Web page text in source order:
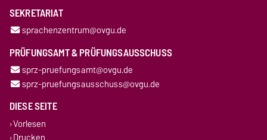
SEKRETARIAT
sprachenzentrum@ovgu.de
PRÜFUNGSAMT & PRÜFUNGSAUSSCHUSS
sprz-pruefungsamt@ovgu.de
sprz-pruefungsausschuss@ovgu.de
DIESE SEITE
Vorlesen